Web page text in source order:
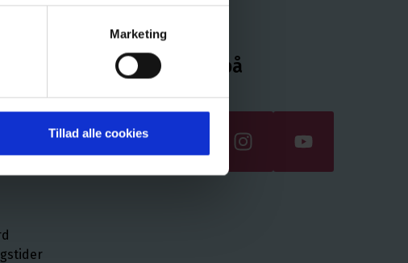
Marketing
Tillad alle cookies
Følg os på